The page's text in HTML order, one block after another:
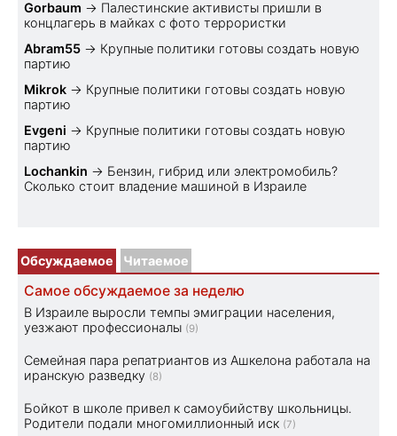
Gorbaum → Палестинские активисты пришли в
концлагерь в майках с фото террористки
Abram55 → Крупные политики готовы создать новую
партию
Mikrok → Крупные политики готовы создать новую
партию
Evgeni → Крупные политики готовы создать новую
партию
Lochankin → Бензин, гибрид или электромобиль?
Cколько стоит владение машиной в Израиле
Обсуждаемое Читаемое
Самое обсуждаемое за неделю
В Израиле выросли темпы эмиграции населения,
уезжают профессионалы (9)
Семейная пара репатриантов из Ашкелона работала на
иранскую разведку (8)
Бойкот в школе привел к самоубийству школьницы.
Родители подали многомиллионный иск (7)